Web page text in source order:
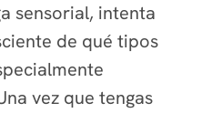
sensorial, intenta
de qué tipos
vez que tengas